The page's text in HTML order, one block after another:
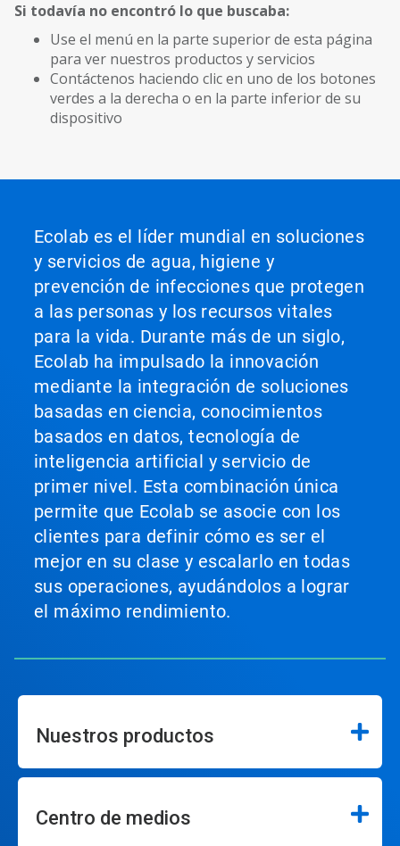
Si todavía no encontró lo que buscaba:
Use el menú en la parte superior de esta página
para ver nuestros productos y servicios
Contáctenos haciendo clic en uno de los botones
verdes a la derecha o en la parte inferior de su
dispositivo
Ecolab es el líder mundial en soluciones
y servicios de agua, higiene y
prevención de infecciones que protegen
a las personas y los recursos vitales
para la vida. Durante más de un siglo,
Ecolab ha impulsado la innovación
mediante la integración de soluciones
basadas en ciencia, conocimientos
basados en datos, tecnología de
inteligencia artificial y servicio de
primer nivel. Esta combinación única
permite que Ecolab se asocie con los
clientes para definir cómo es ser el
mejor en su clase y escalarlo en todas
sus operaciones, ayudándolos a lograr
el máximo rendimiento.
Nuestros productos
Centro de medios